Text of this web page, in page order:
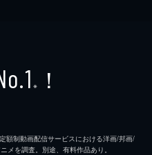
※ ！
額制動画配信サービスにおける洋画/邦画/
メを調査。別途、有料作品あり。